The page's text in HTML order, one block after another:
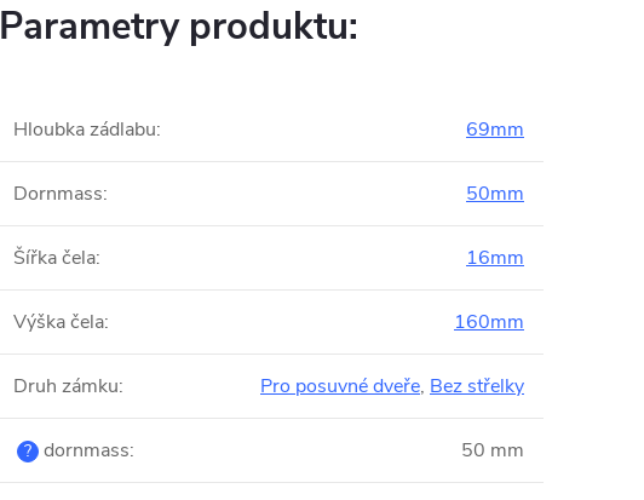
Parametry produktu:
Hloubka zádlabu: 69mm
Dornmass: 50mm
Šířka čela: 16mm
Výška čela: 160mm
Druh zámku: Pro posuvné dveře, Bez střelky
? dornmass: 50 mm